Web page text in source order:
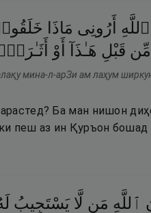
ٱللَّهِ أَرُونِى مَاذَا
مِّن قَبْلِ هَـٰذَآ أَوْ
мина-л-арЗи ам лаҳум
Ба ман нишон
пеш аз ин Қуръон
ٱللَّهِ مَن لَّا يَسْتَجِيبُ